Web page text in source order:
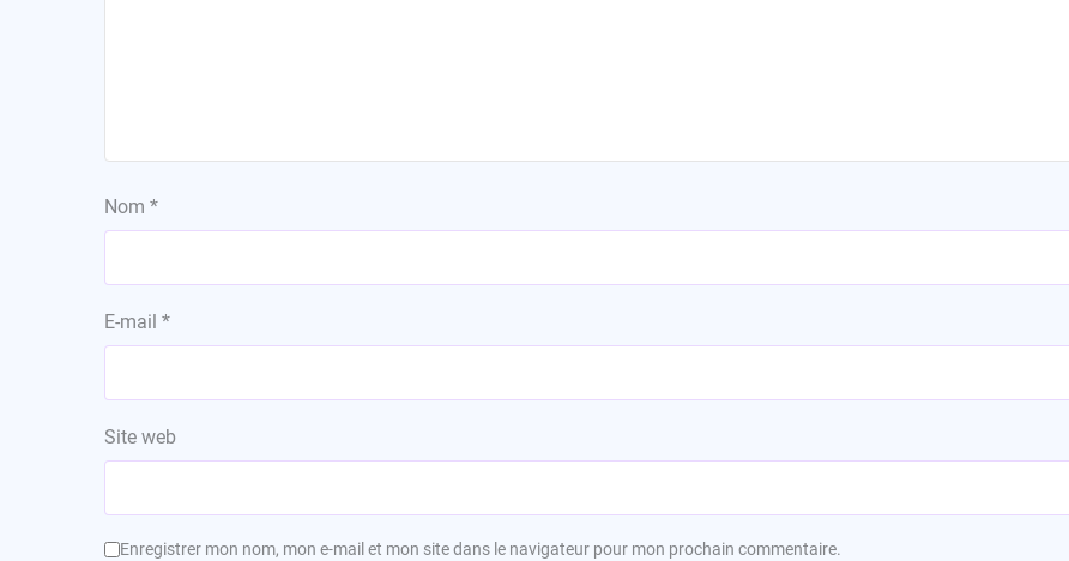
Nom *
E-mail *
Site web
Enregistrer mon nom, mon e-mail et mon site dans le navigateur pour mon prochain commentaire.